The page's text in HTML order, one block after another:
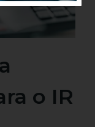
o IR